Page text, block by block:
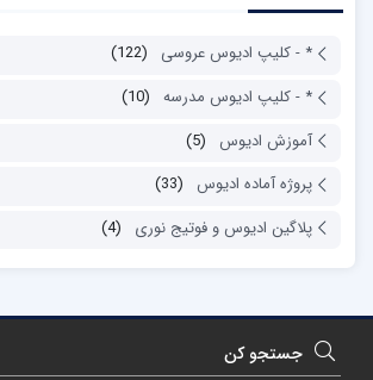
* - کلیپ ادیوس عروسی
(122)
* - کلیپ ادیوس مدرسه (10)
آموزش ادیوس
(5)
پروژه آماده ادیوس
(33)
پلاگین ادیوس و فوتیج نوری
(4)
جستجو کن